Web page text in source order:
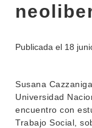
Publicada el 18
Susana
Universidad
encuentro con
Trabajo Social,